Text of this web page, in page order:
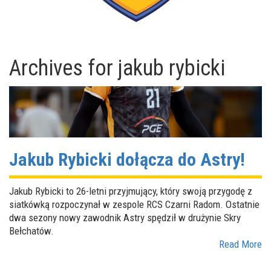
Archives for jakub rybicki
Jakub Rybicki dołącza do Astry!
Jakub Rybicki to 26-letni przyjmujący, który swoją przygodę z
siatkówką rozpoczynał w zespole RCS Czarni Radom. Ostatnie
dwa sezony nowy zawodnik Astry spędził w drużynie Skry
Bełchatów.
Read More